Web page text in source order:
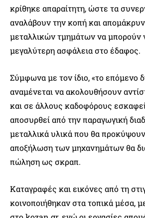
κρίθηκε απαραίτητη, ώστε τα
αναλάβουν την κοπή και
μεταλλικών τμημάτων να μπορούν
μεγαλύτερη ασφάλεια στο έδαφος.
Σύμφωνα με τον ίδιο, «το επόμενο
αναμένεται να ακολουθήσουν
και σε άλλους καδοφόρους
αποσυρθεί από την παραγωγική
μεταλλικά υλικά που θα
αποξήλωση των μηχανημάτων θα
πώληση ως σκραπ.
Καταγραφές και εικόνες από τη
κοινοποιήθηκαν στα τοπικά μέσα,